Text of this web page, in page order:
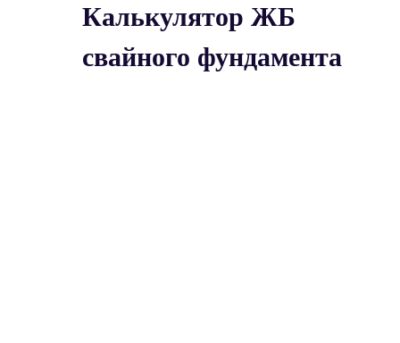
Калькулятор ЖБ
свайного фундамента